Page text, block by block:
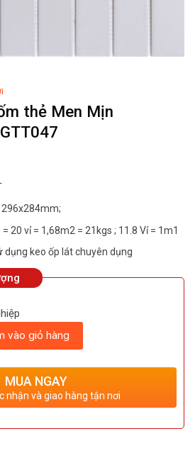
thẻ Men Mịn
296x284mm;
20 vỉ = 1,68m2 = 21kgs ; 11.8 Vỉ = 1m1
dụng keo ốp lát chuyên dụng
vào giỏ hàng
MUA NGAY
nhận và giao hàng tận nơi